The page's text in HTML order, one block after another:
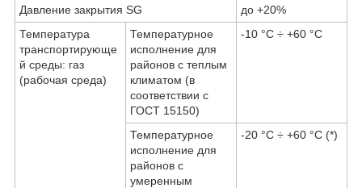
Давление закрытия SG
до +20%
Температура
транспортирующе
й среды: газ
(рабочая среда)
Температурное
исполнение для
районов с теплым
климатом (в
соответствии с
ГОСТ 15150)
-10 °С ÷ +60 °С
Температурное
исполнение для
районов с
умеренным
-20 °С ÷ +60 °С (*)